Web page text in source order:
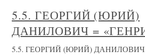
5.5. ГЕОРГИЙ (ЮРИЙ)
ДАНИЛОВИЧ =
5.5. ГЕОРГИЙ (ЮРИЙ) ДАНИЛОВИЧ